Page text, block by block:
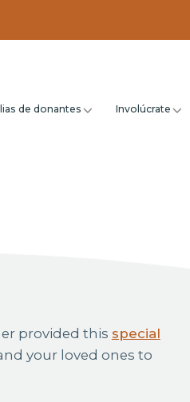
de donantes Involúcrate
provided this special
your loved ones to